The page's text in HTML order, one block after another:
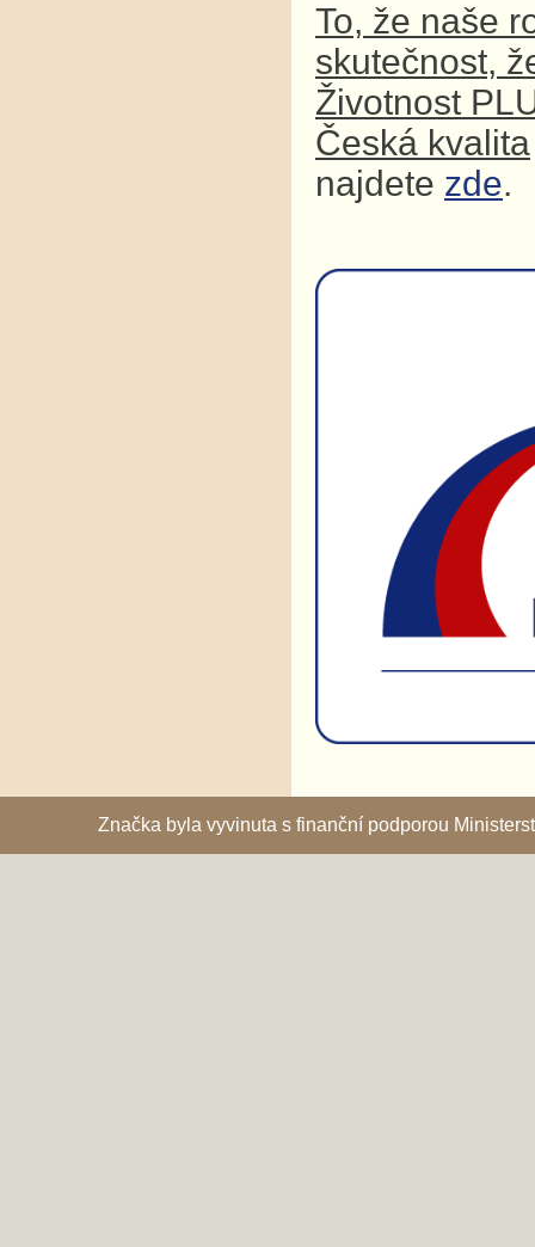
To, že naše
skutečnost,
Životnost
Česká kvalita
najdete zde.
Značka byla vyvinuta s finanční podporou